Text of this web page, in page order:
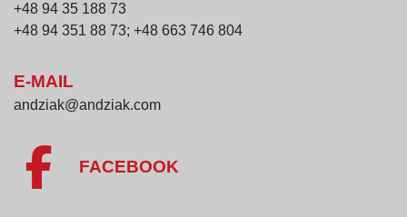
+48 94 35 188 73
+48 94 351 88 73; +48 663 746 804
E-MAIL
andziak@andziak.com
FACEBOOK